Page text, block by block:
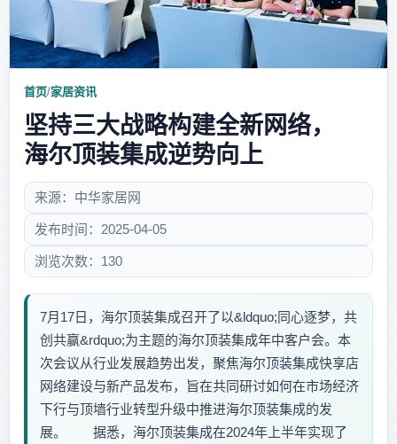
首页/家居资讯
坚持三大战略构建全新网络，
海尔顶装集成逆势向上
来源：中华家居网
发布时间：2025-04-05
浏览次数：130
7月17日，海尔顶装集成召开了以&ldquo;同心逐梦，共
创共赢&rdquo;为主题的海尔顶装集成年中客户会。本
次会议从行业发展趋势出发，聚焦海尔顶装集成快享店
网络建设与新产品发布，旨在共同研讨如何在市场经济
下行与顶墙行业转型升级中推进海尔顶装集成的发
展。 据悉，海尔顶装集成在2024年上半年实现了